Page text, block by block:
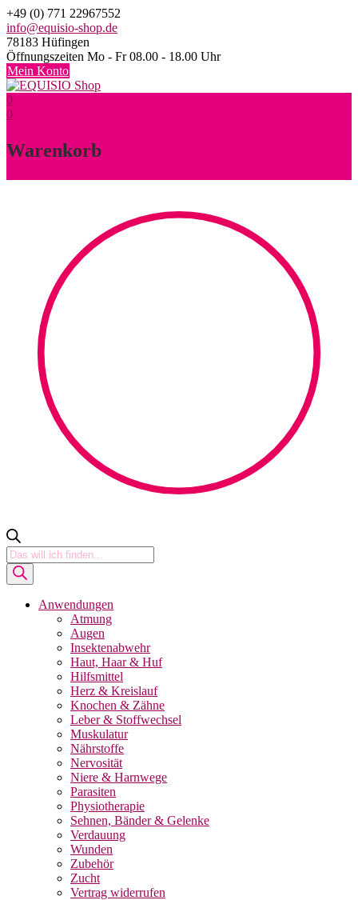
Skip
to
content
+49 (0) 771 22967552
info@equisio-shop.de
78183 Hüfingen
Öffnungszeiten Mo - Fr 08.00 - 18.00 Uhr
Mein Konto
0
0
Warenkorb
Products
search
Anwendungen
Atmung
Augen
Insektenabwehr
Haut, Haar & Huf
Hilfsmittel
Herz & Kreislauf
Knochen & Zähne
Leber & Stoffwechsel
Muskulatur
Nährstoffe
Nervosität
Niere & Harnwege
Parasiten
Physiotherapie
Sehnen, Bänder & Gelenke
Verdauung
Wunden
Zubehör
Zucht
Vertrag widerrufen